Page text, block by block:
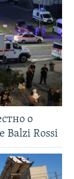
о
Balzi Rossi